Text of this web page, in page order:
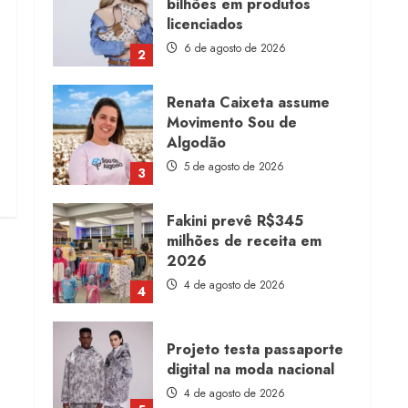
2
bilhões em produtos
licenciados
6 de agosto de 2026
3
Renata Caixeta assume
Movimento Sou de
Algodão
5 de agosto de 2026
4
Fakini prevê R$345
milhões de receita em
2026
4 de agosto de 2026
Projeto testa passaporte
digital na moda nacional
4 de agosto de 2026